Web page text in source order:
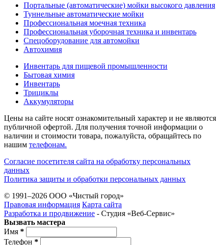
Портальные (автоматические) мойки высокого давления
Туннельные автоматические мойки
Профессиональная моечная техника
Профессиональная уборочная техника и инвентарь
Спецоборудование для автомойки
Автохимия
Инвентарь для пищевой промышленности
Бытовая химия
Инвентарь
Трициклы
Аккумуляторы
Цены на сайте носят ознакомительный характер и не являются
публичной офертой. Для получения точной информации о
наличии и стоимости товара, пожалуйста, обращайтесь по
нашим телефонам.
Согласие посетителя сайта на обработку персональных
данных
Политика защиты и обработки персональных данных
© 1991–2026 ООО «Чистый город»
Правовая информация Карта сайта
Разработка и продвижение - Студия «Веб-Cервис»
Вызвать мастера
Имя *
Телефон *